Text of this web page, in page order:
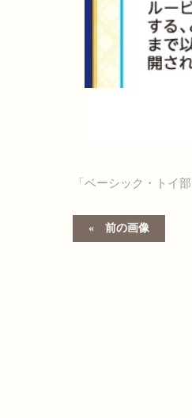
「ベーシック・トイ
前の画像